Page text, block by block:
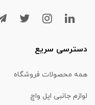
دسترسی سریع
همه محصولات فروشگاه
لوازم جانبی اپل واچ